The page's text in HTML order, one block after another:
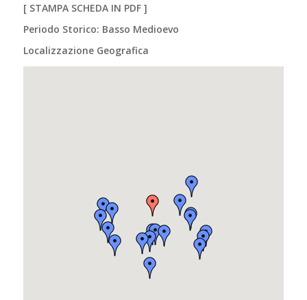
[ STAMPA SCHEDA IN PDF]
Periodo Storico: Basso Medioevo
Localizzazione Geografica